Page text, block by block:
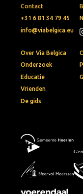
Contact
+31 6 81 34 79 45
info@viabelgica.eu
Over Via Belgica
Onderzoek
Educatie
Vrienden
De gids